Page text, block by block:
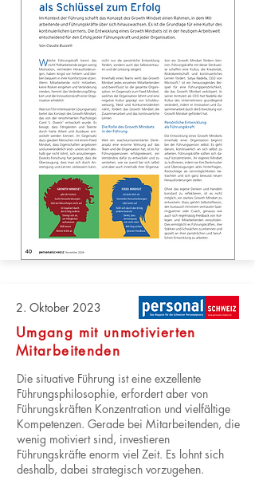
2. Oktober 2023
Umgang mit unmotivierten
Mitarbeitenden
Die situative Führung ist eine exzellente
Führungsphilosophie, erfordert aber von
Führungskräften Konzentration und vielfältige
Kompetenzen. Gerade bei Mitarbeitenden, die
wenig motiviert sind, investieren
Führungskräfte enorm viel Zeit. Es lohnt sich
deshalb, dabei strategisch vorzugehen.